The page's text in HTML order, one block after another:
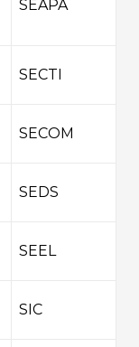
SEAPA
SECTI
SECOM
SEDS
SEEL
SIC